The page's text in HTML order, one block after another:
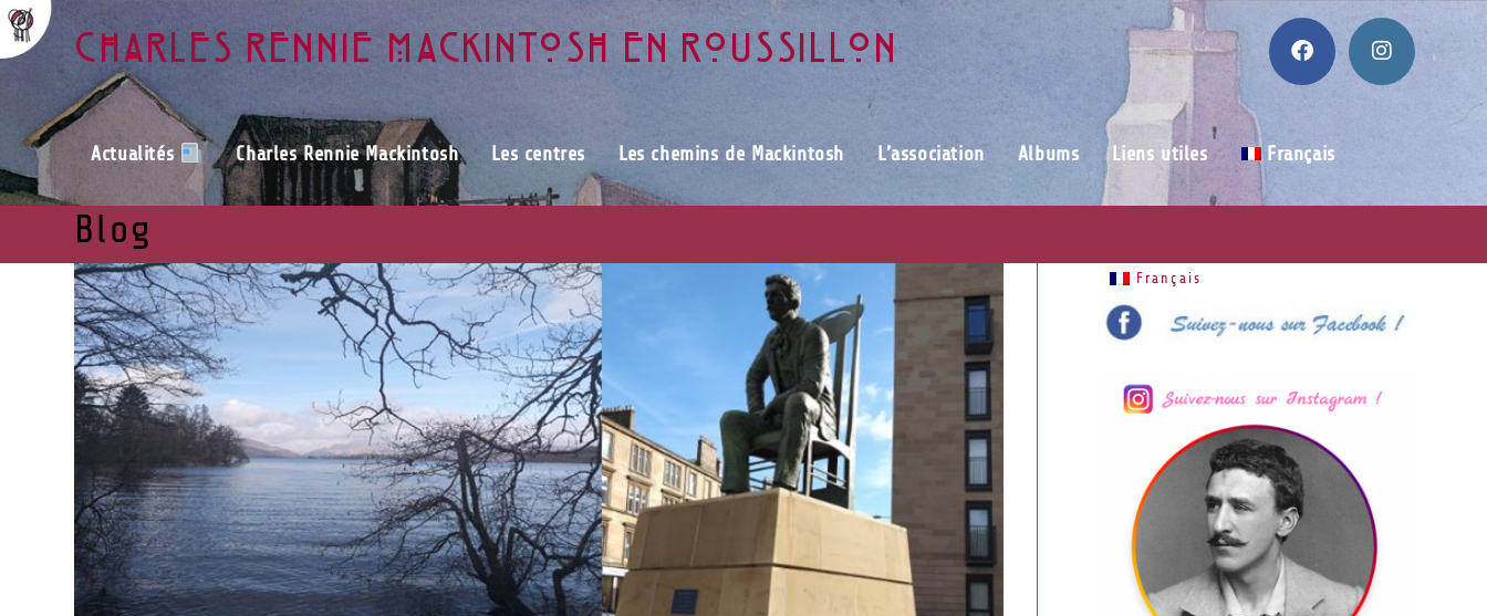
Charles Rennie Mackintosh en Roussillon
Actualités Charles Rennie Mackintosh Les centres Les chemins de Mackintosh L’association Albums Liens utiles Français
Blog
Français